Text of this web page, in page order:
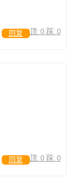
顶: 0 踩: 0
回复
顶: 0 踩: 0
回复